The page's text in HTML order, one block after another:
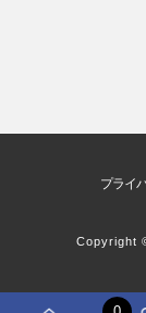
プライ
Copyright